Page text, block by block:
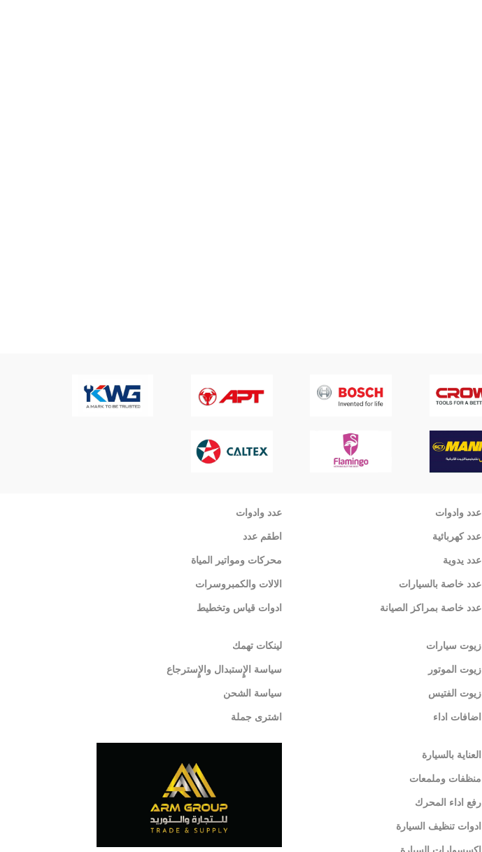
عدد وادوات
عدد كهربائية
عدد يدوية
عدد خاصة بالسيارات
عدد خاصة بمراكز الصيانة
زيوت سيارات
زيوت الموتور
زيوت الفتيس
اضافات اداء
العناية بالسيارة
منظفات وملمعات
رفع اداء المحرك
ادوات تنظيف السيارة
عدد وادوات
اطقم عدد
محركات ومواتير المياة
الالات والكمبروسرات
ادوات قياس وتخطيط
لينكات تهمك
سياسة الإٍستبدال والإٍسترجاع
سياسة الشحن
اشترى جملة